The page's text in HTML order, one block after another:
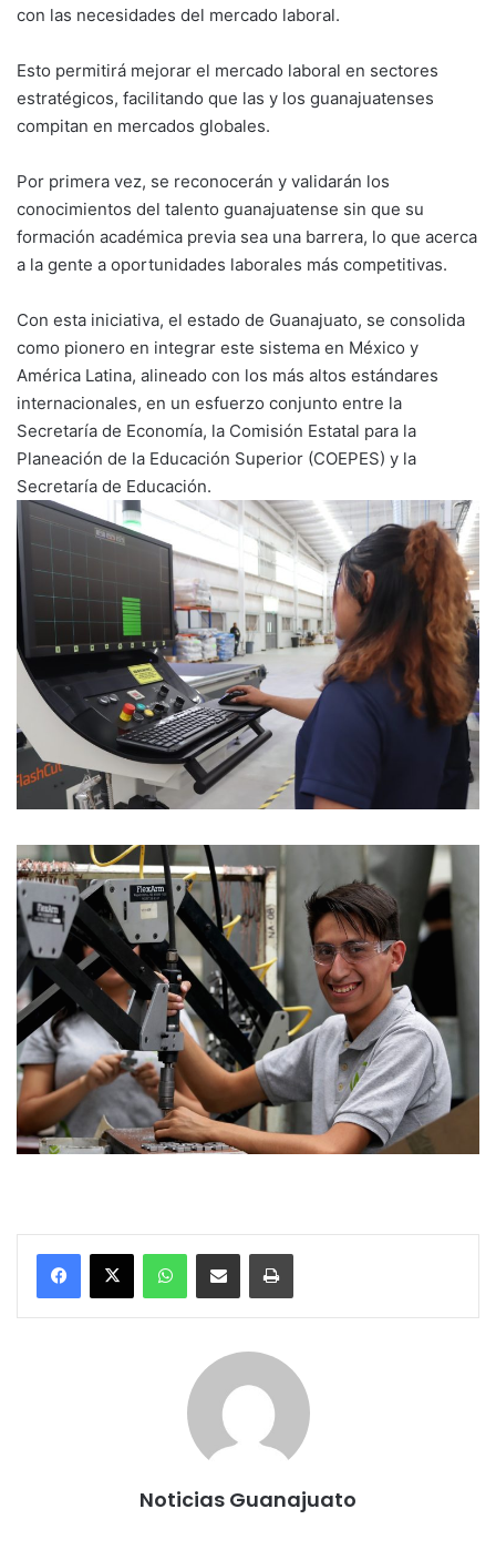
con las necesidades del mercado laboral.
Esto permitirá mejorar el mercado laboral en sectores
estratégicos, facilitando que las y los guanajuatenses
compitan en mercados globales.
Por primera vez, se reconocerán y validarán los
conocimientos del talento guanajuatense sin que su
formación académica previa sea una barrera, lo que acerca
a la gente a oportunidades laborales más competitivas.
Con esta iniciativa, el estado de Guanajuato, se consolida
como pionero en integrar este sistema en México y
América Latina, alineado con los más altos estándares
internacionales, en un esfuerzo conjunto entre la
Secretaría de Economía, la Comisión Estatal para la
Planeación de la Educación Superior (COEPES) y la
Secretaría de Educación.
Noticias Guanajuato